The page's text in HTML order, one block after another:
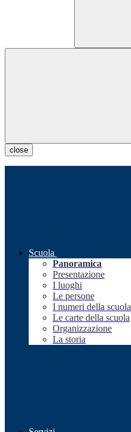
close
Scuola
Panoramica
Presentazione
I luoghi
Le persone
I numeri della scuola
Le carte della scuola
Organizzazione
La storia